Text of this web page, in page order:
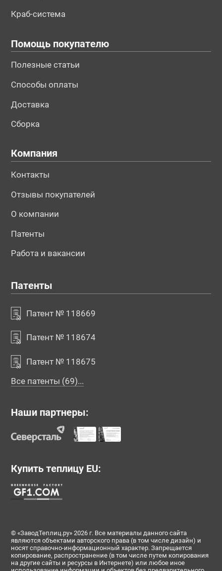
Краб-система
Помощь покупателю
Полезные статьи
Способы оплаты
Доставка
Сборка
Компания
Контакты
Отзывы покупателей
О компании
Патенты
Работа и вакансии
Патенты
Патент № 118669
Патент № 118674
Патент № 118675
Все патенты (69)...
Наши партнеры:
Купить теплицу EU:
© «ЗаводТеплиц.ру» 2026 г. Все материалы данного сайта
являются объектами авторского права (в том числе дизайн) и
носят справочно-информационный характер. Запрещается
копирование, распространение (в том числе путем копирования
на другие сайты и ресурсы в Интернете) или любое иное